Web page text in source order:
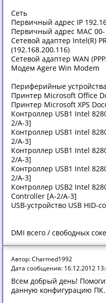
Сеть
Первичный адрес IP
Первичный адрес MAC 00-
Сетевой адаптер Intel(R)
(192.168.200.116)
Сетевой адаптер WAN
Модем Agere Win Modem
Периферийные устройства
Принтер Microsoft Office
Принтер Microsoft XPS
Контроллер USB1 Intel
2/A-3]
Контроллер USB1 Intel
2/A-3]
Контроллер USB1 Intel
2/A-3]
Контроллер USB1 Intel
2/A-3]
Контроллер USB2 Intel
Controller [A-2/A-3]
USB-устройство USB HID-
DMI всего / свободных
Автор: Charmed1992
Дата сообщения: 16.12.2012
Всем добрый день!
данную конфигурацию ПК.